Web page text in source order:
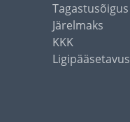
Tagastusõigus
Järelmaks
KKK
Ligipääsetavus